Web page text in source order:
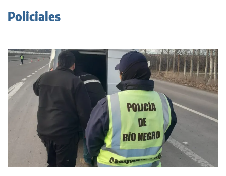
Policiales